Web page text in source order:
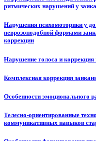
ритмических нарушений у
Нарушения психомоторики у
неврозоподобной формами
коррекции
Нарушение голоса и коррекция
Комплексная коррекция
Особенности эмоционального
Телесно-ориентированные
коммуникативных навыков